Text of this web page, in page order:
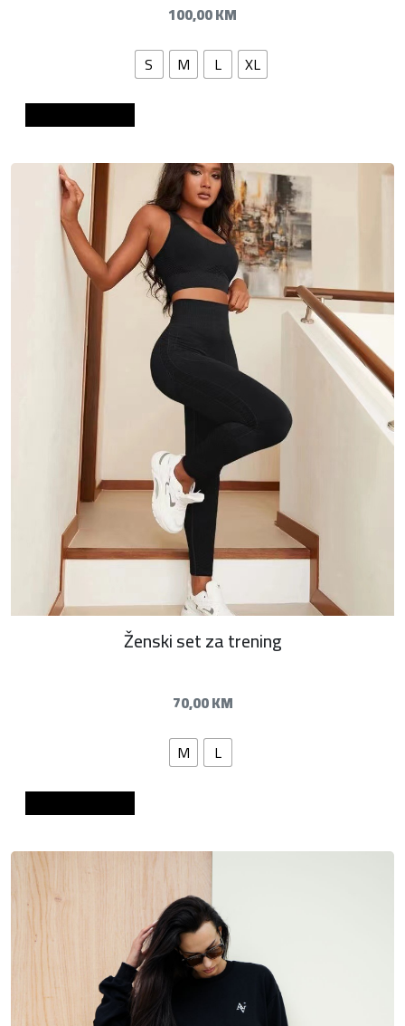
100,00KM
S
M L
XL
Ženski set za trening
70,00KM
M
L